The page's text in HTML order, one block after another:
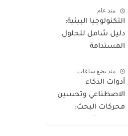
المستهدف
منذ عام
التكنولوجيا البيئية:
دليل شامل للحلول
المستدامة
منذ بضع ساعات
أدوات الذكاء
الاصطناعي وتحسين
محركات البحث: